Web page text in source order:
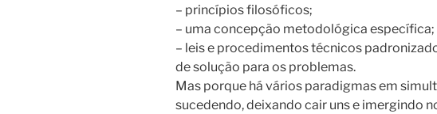
– princípios filosóficos;
– uma concepção metodológica específica;
– leis e procedimentos técnicos
de solução para os problemas.
Mas porque há vários paradigmas em
sucedendo, deixando cair uns e imergindo